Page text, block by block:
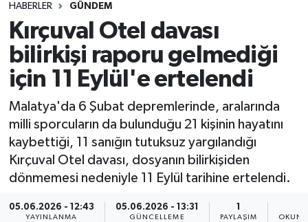
HABERLER GÜNDEM
Kırçuval Otel davası
bilirkişi raporu gelmediği
için 11 Eylül'e ertelendi
Malatya'da 6 Şubat depremlerinde, aralarında
milli sporcuların da bulunduğu 21 kişinin hayatını
kaybettiği, 11 sanığın tutuksuz yargılandığı
Kırçuval Otel davası, dosyanın bilirkişiden
dönmemesi nedeniyle 11 Eylül tarihine ertelendi.
05.06.2026 - 12:43
YAYINLANMA
05.06.2026 - 13:31
GÜNCELLEME PAYLAŞIM
Siyaset
Spor
Yaşam
Son Dakika Haberleri
Haber Arşivi